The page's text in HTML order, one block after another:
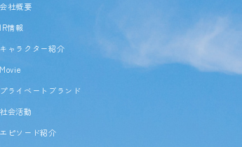
会社概要
IR情報
キャラクター紹介
Movie
プライベートブランド
社会活動
エピソード紹介